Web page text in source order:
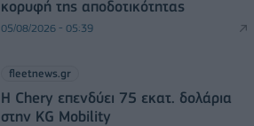
κορυφή της αποδοτικότητας
05/08/2026 - 05:39
fleetnews.gr
Η Chery επενδύει 75 εκατ. δολάρια
στην KG Mobility